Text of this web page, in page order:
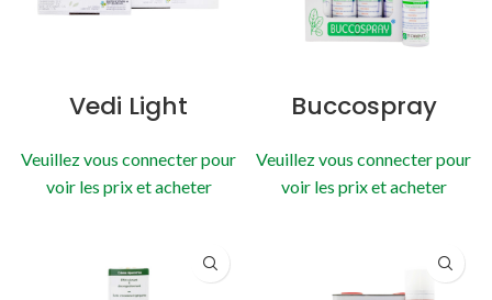
Vedi Light
Veuillez vous connecter pour
voir les prix et acheter
Buccospray
Veuillez vous connecter pour
voir les prix et acheter